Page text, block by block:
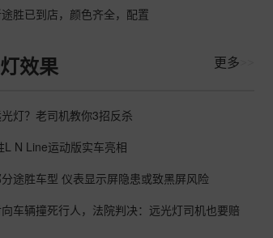
胜已到店，颜色齐全，配置
效果 更多
灯？老司机教你3招反杀
N Line运动版实车亮相
途胜车型 仪表显示屏隐患或致黑屏风险
车辆撞死行人，法院判决：远光灯司机也要赔